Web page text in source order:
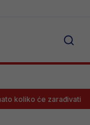
će zarađivati